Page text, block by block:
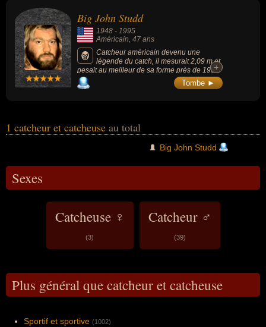
américain par exemple.Big John Studd
1948 - 1995
Américain, 47 ans
Catcheur américain devenu une
légende du catch, il mesurait 2,09 m et
pesait au meilleur de sa forme près de 195
kg. Ses 2 finish favoris étaient le Big Hug
(prise du dos et du torse consistant à
son adversaire).
+
+
Tombe ►
1 catcheur et catcheuse au total
Big John Studd
Sexes
Catcheuse ♀
(3)
Catcheur ♂
(39)
Plus général que catcheur et catcheuse
Sportif et sportive (1002)